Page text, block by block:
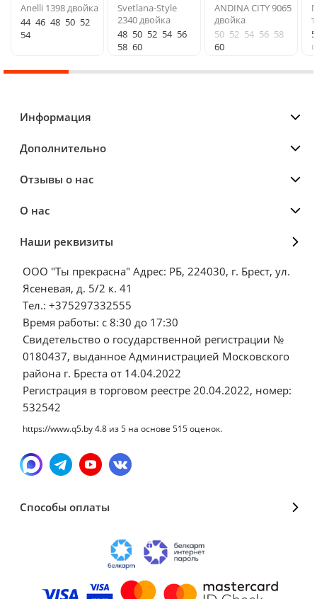
Anelli 1398 двойка
44 46 48 50 52
54
Svetlana-Style
2340 двойка
48 50 52 54 56
58 60
ANDINA CITY 9065
двойка
50 52 54 56 58
60
Информация
Дополнительно
Отзывы о нас
О нас
Наши реквизиты
ООО "Ты прекрасна" Адрес: РБ, 224030, г. Брест, ул.
Ясеневая, д. 5/2 к. 41
Тел.: +375297332555
Время работы: с 8:30 до 17:30
Свидетельство о государственной регистрации №
0180437, выданное Администрацией Московского
района г. Бреста от 14.04.2022
Регистрация в торговом реестре 20.04.2022, номер:
532542
https://www.q5.by4.8 из5 на основе 515оценок.
Способы оплаты